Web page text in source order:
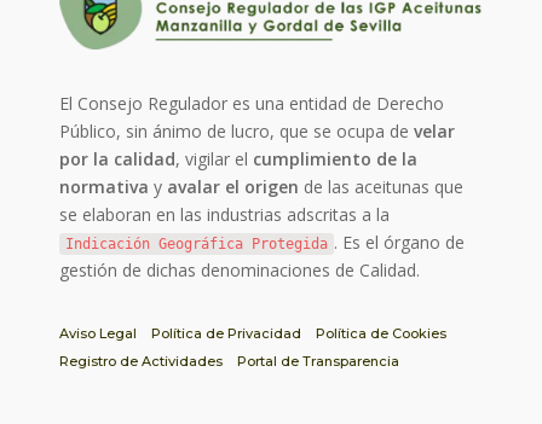
El Consejo Regulador es una entidad de Derecho
Público, sin ánimo de lucro, que se ocupa develar
por la calidad, vigilar el cumplimiento de la
normativa y avalar el origen de las aceitunas que
se elaboran en las industrias adscritas a la
Indicación Geográfica Protegida . Es el órgano de
gestión de dichas denominaciones de Calidad.
Aviso Legal Política de Privacidad
Política de Cookies
Registro de Actividades
Portal de Transparencia